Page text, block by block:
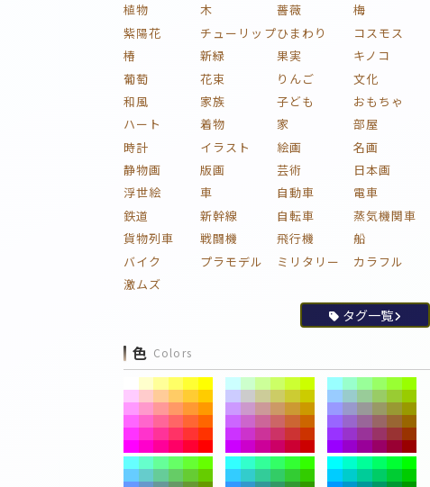
植物
木 薔薇
梅
紫陽花
チューリップひまわり
コスモス
椿
新緑 果実
キノコ
葡萄
花束 りんご
文化
和風
家族 子ども
おもちゃ
ハート
着物 家
部屋
時計
イラスト 絵画
名画
静物画
版画 芸術
日本画
浮世絵
車 自動車
電車
鉄道
新幹線 自転車
蒸気機関車
貨物列車
戦闘機 飛行機
船
バイク
プラモデル ミリタリー
カラフル
激ムズ
タグ一覧
色 Colors